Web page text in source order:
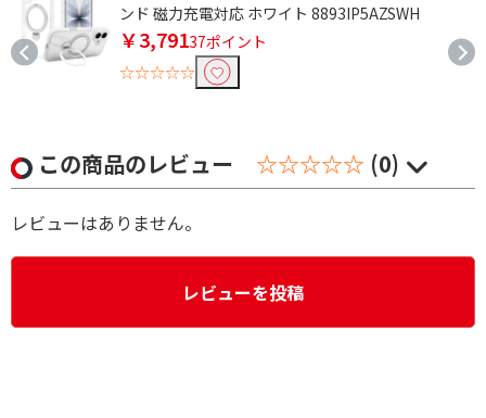
ンド 磁力充電対応 ホワイト 8893IP5AZSWH
￥3,79137ポイント
☆☆☆☆☆
この商品のレビュー ☆☆☆☆☆ (0)
レビューはありません。
レビューを投稿